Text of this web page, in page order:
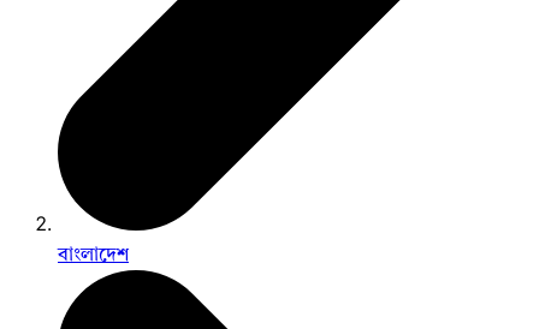
বাংলাদেশ